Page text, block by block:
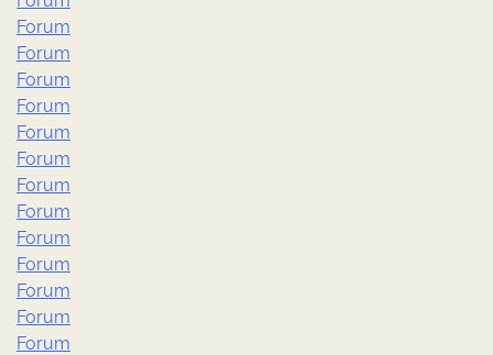
Forum
Forum
Forum
Forum
Forum
Forum
Forum
Forum
Forum
Forum
Forum
Forum
Forum